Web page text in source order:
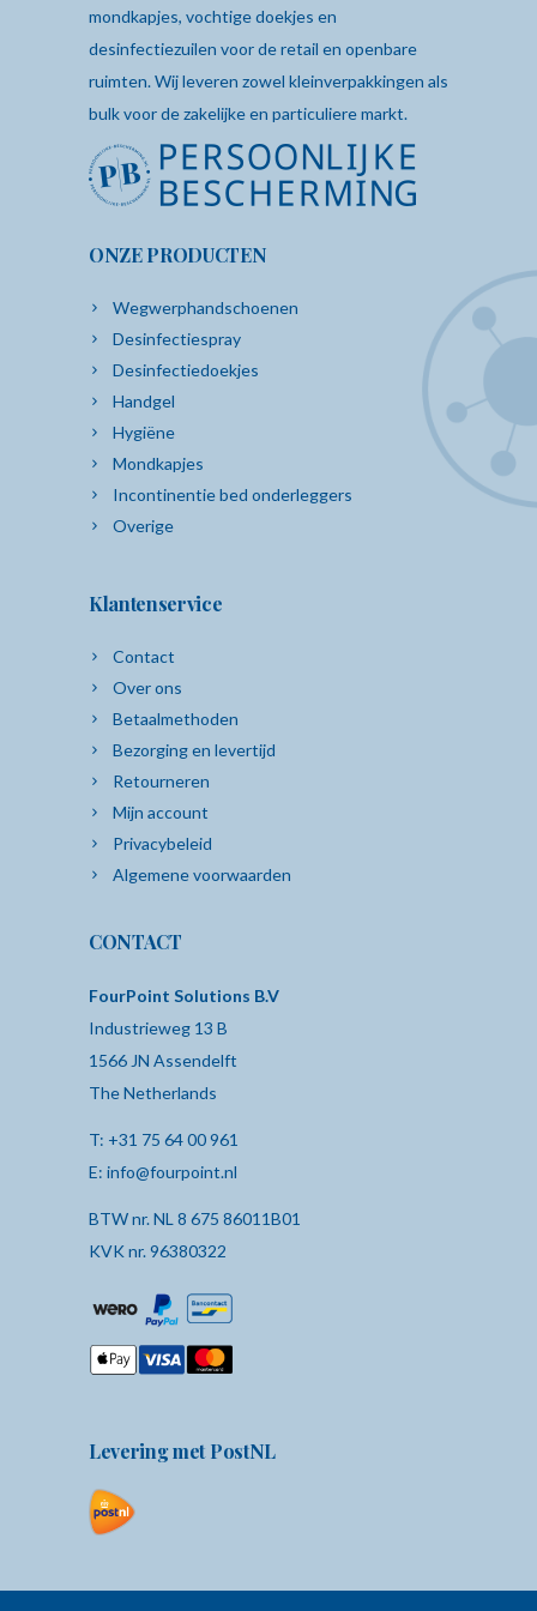
mondkapjes, vochtige doekjes en
desinfectiezuilen voor de retail en openbare
ruimten. Wij leveren zowel kleinverpakkingen als
bulk voor de zakelijke en particuliere markt.
ONZE PRODUCTEN
Wegwerphandschoenen
Desinfectiespray
Desinfectiedoekjes
Handgel
Hygiëne
Mondkapjes
Incontinentie bed onderleggers
Overige
Klantenservice
Contact
Over ons
Betaalmethoden
Bezorging en levertijd
Retourneren
Mijn account
Privacybeleid
Algemene voorwaarden
CONTACT
FourPoint Solutions B.V
Industrieweg 13 B
1566 JN Assendelft
The Netherlands
T: +31 75 64 00 961
E: info@fourpoint.nl
BTW nr. NL 8 675 86011B01
KVK nr. 96380322
Levering met PostNL